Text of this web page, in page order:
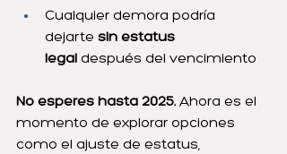
Cualquier demora podría
dejarte sin estatus
legal después del vencimiento
No esperes hasta 2025. Ahora es el
momento de explorar opciones
como el ajuste de estatus,